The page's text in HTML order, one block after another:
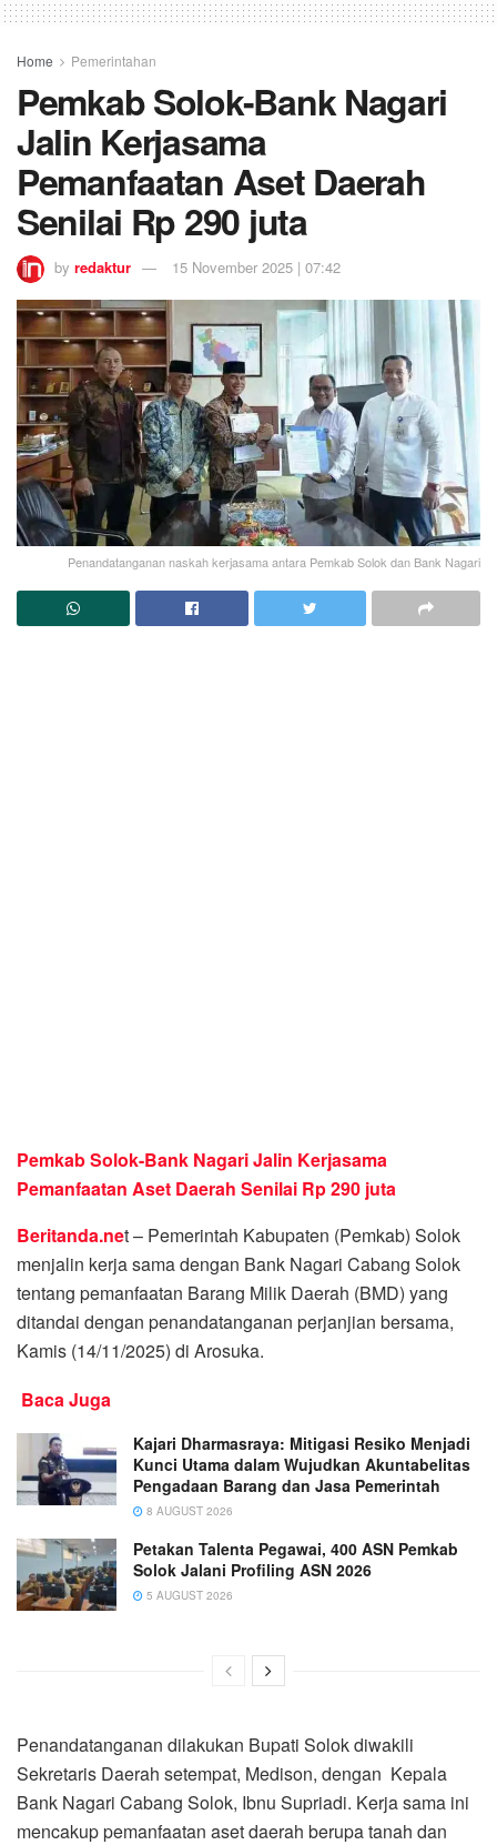
Home Pemerintahan
Pemkab Solok-Bank Nagari
Jalin Kerjasama
Pemanfaatan Aset Daerah
Senilai Rp 290 juta
by redaktur 15 November 2025 | 07:42
Penandatanganan naskah kerjasama antara Pemkab Solok dan Bank Nagari
Pemkab Solok-Bank Nagari Jalin Kerjasama
Pemanfaatan Aset Daerah Senilai Rp 290 juta
Beritanda.net – Pemerintah Kabupaten (Pemkab) Solok
menjalin kerja sama dengan Bank Nagari Cabang Solok
tentang pemanfaatan Barang Milik Daerah (BMD) yang
ditandai dengan penandatanganan perjanjian bersama,
Kamis (14/11/2025) di Arosuka.
Baca Juga
Kajari Dharmasraya: Mitigasi Resiko Menjadi
Kunci Utama dalam Wujudkan Akuntabelitas
Pengadaan Barang dan Jasa Pemerintah
8 AUGUST 2026
Petakan Talenta Pegawai, 400 ASN Pemkab
Solok Jalani Profiling ASN 2026
5 AUGUST 2026
Penandatanganan dilakukan Bupati Solok diwakili
Sekretaris Daerah setempat, Medison, dengan Kepala
Bank Nagari Cabang Solok, Ibnu Supriadi. Kerja sama ini
mencakup pemanfaatan aset daerah berupa tanah dan